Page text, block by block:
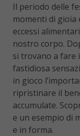
Il periodo delle
momenti di gioia
eccessi
nostro corpo.
si trovano a fare
fastidiosa
in gioco
ripristinare il
accumulate.
e un esempio di
e in forma.